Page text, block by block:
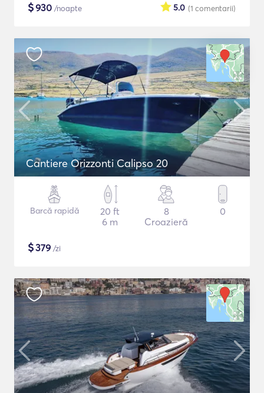
$930 /noapte (1 comentarii)
5.0
Cantiere Orizzonti Calipso 20
Barcă rapidă
20 ft
6 m
8
Croazieră
0
$379 /zi